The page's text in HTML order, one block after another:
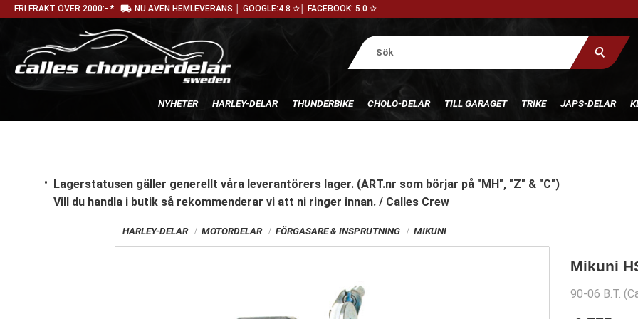
FRI FRAKT ÖVER 2000:- * local_shipping NU ÄVEN HEMLEVERANS │ GOOGLE:4.8 ✰│ FACEBOOK: 5.0 ✰
NYHETER HARLEY-DELAR THUNDERBIKE CHOLO-DELAR TILL GARAGET TRIKE JAPS-DELAR
Lagerstatusen gäller generellt våra leverantörers lager. (ART.nr som börjar på "MH", "Z" & "C")
Vill du handla i butik så rekommenderar vi att ni ringer innan. / Calles Crew
HARLEY-DELAR MOTORDELAR FÖRGASARE & INSPRUTNING MIKUNI
Mikuni
90-06 B.T.